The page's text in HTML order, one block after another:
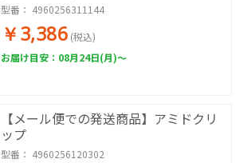
型番： 4960256311144
￥3,386 (税込)
お届け目安：08月24日(月)～
【メール便での発送商品】アミドクリ
ップ
型番： 4960256120302